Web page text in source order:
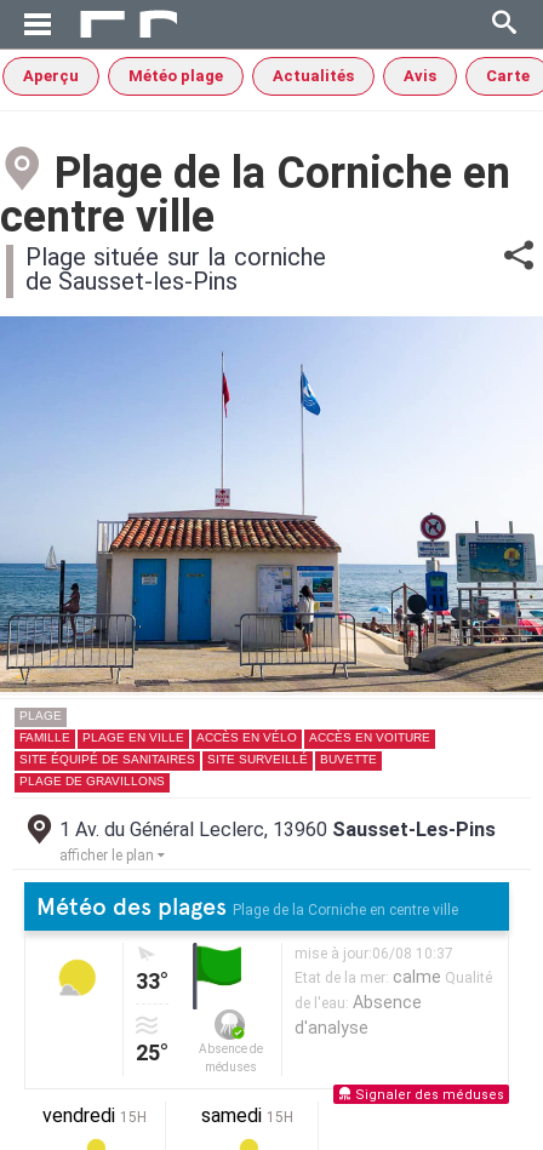
Aperçu Météo plage Actualités Avis Carte
Plage de la Corniche en
centre ville
Plage située sur la corniche
de Sausset-les-Pins
PLAGE
FAMILLE
PLAGE EN VILLE ACCÈS EN VÉLO
ACCÈS EN VOITURE
SITE ÉQUIPÉ DE SANITAIRES
SITE SURVEILLÉ
BUVETTE
PLAGE DE GRAVILLONS
1 Av. du Général Leclerc, 13960 Sausset-Les-Pins
afficher le plan
Météo des plages Plage de la Corniche en centre ville
33°
25°
Absence de
méduses
mise à jour:06/08 10:37
Etat de la mer: calme Qualité
de l'eau:Absence
d'analyse
Signaler des méduses
vendredi 15H samedi 15H